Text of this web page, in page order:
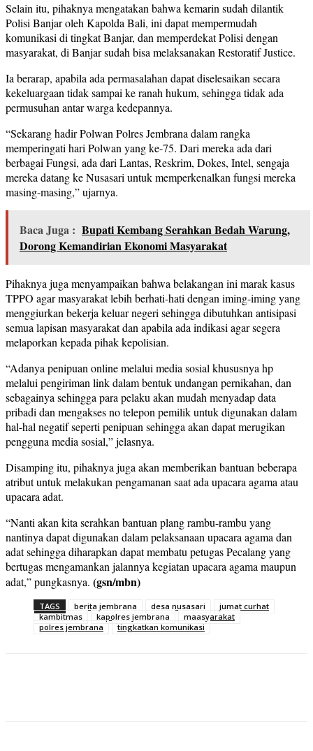
Selain itu, pihaknya mengatakan bahwa kemarin sudah dilantik
Polisi Banjar oleh Kapolda Bali, ini dapat mempermudah
komunikasi di tingkat Banjar, dan memperdekat Polisi dengan
masyarakat, di Banjar sudah bisa melaksanakan Restoratif Justice.
Ia berarap, apabila ada permasalahan dapat diselesaikan secara
kekeluargaan tidak sampai ke ranah hukum, sehingga tidak ada
permusuhan antar warga kedepannya.
“Sekarang hadir Polwan Polres Jembrana dalam rangka
memperingati hari Polwan yang ke-75. Dari mereka ada dari
berbagai Fungsi, ada dari Lantas, Reskrim, Dokes, Intel, sengaja
mereka datang ke Nusasari untuk memperkenalkan fungsi mereka
masing-masing,” ujarnya.
Baca Juga : Bupati Kembang Serahkan Bedah Warung,
Dorong Kemandirian Ekonomi Masyarakat
Pihaknya juga menyampaikan bahwa belakangan ini marak kasus
TPPO agar masyarakat lebih berhati-hati dengan iming-iming yang
menggiurkan bekerja keluar negeri sehingga dibutuhkan antisipasi
semua lapisan masyarakat dan apabila ada indikasi agar segera
melaporkan kepada pihak kepolisian.
“Adanya penipuan online melalui media sosial khususnya hp
melalui pengiriman link dalam bentuk undangan pernikahan, dan
sebagainya sehingga para pelaku akan mudah menyadap data
pribadi dan mengakses no telepon pemilik untuk digunakan dalam
hal-hal negatif seperti penipuan sehingga akan dapat merugikan
pengguna media sosial,” jelasnya.
Disamping itu, pihaknya juga akan memberikan bantuan beberapa
atribut untuk melakukan pengamanan saat ada upacara agama atau
upacara adat.
“Nanti akan kita serahkan bantuan plang rambu-rambu yang
nantinya dapat digunakan dalam pelaksanaan upacara agama dan
adat sehingga diharapkan dapat membatu petugas Pecalang yang
bertugas mengamankan jalannya kegiatan upacara agama maupun
adat,” pungkasnya. (gsn/mbn)
TAGS berita jembrana desa nusasari
jumat curhat
kambitmas
kapolres jembrana
maasyarakat
polres jembrana
tingkatkan komunikasi